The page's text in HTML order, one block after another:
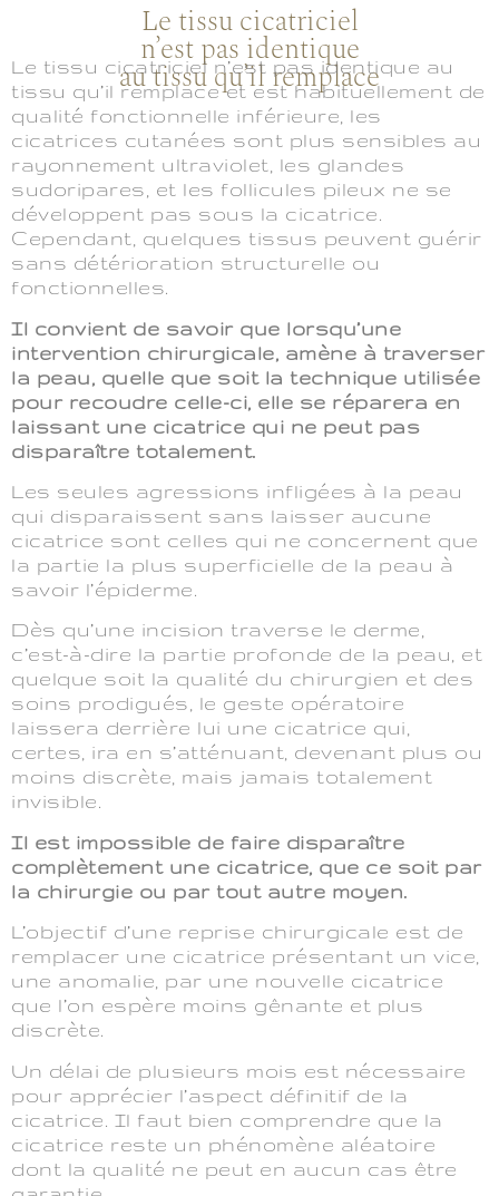
Le tissu cicatriciel
n’est pas identique
au tissu qu’il remplace
Le tissu cicatriciel n’est pas identique au
tissu qu’il remplace et est habituellement de
qualité fonctionnelle inférieure, les
cicatrices cutanées sont plus sensibles au
rayonnement ultraviolet, les glandes
sudoripares, et les follicules pileux ne se
développent pas sous la cicatrice.
Cependant, quelques tissus peuvent guérir
sans détérioration structurelle ou
fonctionnelles.
Il convient de savoir que lorsqu’une
intervention chirurgicale, amène à traverser
la peau, quelle que soit la technique utilisée
pour recoudre celle-ci, elle se réparera en
laissant une cicatrice qui ne peut pas
disparaître totalement.
Les seules agressions infligées à la peau
qui disparaissent sans laisser aucune
cicatrice sont celles qui ne concernent que
la partie la plus superficielle de la peau à
savoir l’épiderme.
Dès qu’une incision traverse le derme,
c’est-à-dire la partie profonde de la peau, et
quelque soit la qualité du chirurgien et des
soins prodigués, le geste opératoire
laissera derrière lui une cicatrice qui,
certes, ira en s’atténuant, devenant plus ou
moins discrète, mais jamais totalement
invisible.
Il est impossible de faire disparaître
complètement une cicatrice, que ce soit par
la chirurgie ou par tout autre moyen.
L’objectif d’une reprise chirurgicale est de
remplacer une cicatrice présentant un vice,
une anomalie, par une nouvelle cicatrice
que l’on espère moins gênante et plus
discrète.
Un délai de plusieurs mois est nécessaire
pour apprécier l’aspect définitif de la
cicatrice. Il faut bien comprendre que la
cicatrice reste un phénomène aléatoire
dont la qualité ne peut en aucun cas être